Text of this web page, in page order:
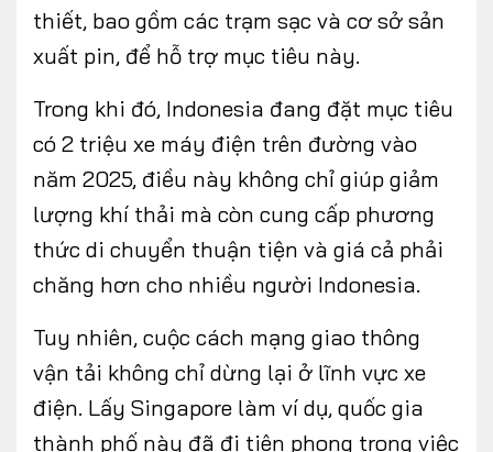
thiết, bao gồm các trạm sạc và cơ sở sản
xuất pin, để hỗ trợ mục tiêu này.
Trong khi đó, Indonesia đang đặt mục tiêu
có 2 triệu xe máy điện trên đường vào
năm 2025, điều này không chỉ giúp giảm
lượng khí thải mà còn cung cấp phương
thức di chuyển thuận tiện và giá cả phải
chăng hơn cho nhiều người Indonesia.
Tuy nhiên, cuộc cách mạng giao thông
vận tải không chỉ dừng lại ở lĩnh vực xe
điện. Lấy Singapore làm ví dụ, quốc gia
thành phố này đã đi tiên phong trong việc